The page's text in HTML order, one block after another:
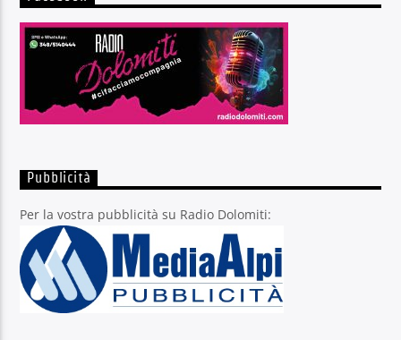
Pubblicità
Per la vostra pubblicità su Radio Dolomiti: